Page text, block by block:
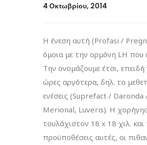
4 Οκτωβρίου, 2014
H ένεση αυτή (Profasi /
όμοια με την ορμόνη LH που
Την ονομάζουμε έτσι,
ώρες αργότερα, δηλ. το
ενέσεις (Suprefact /
Merional, Luveris). H
τουλάχιστον 18 x 18 χιλ.
προϋποθέσεις αυτές, οι